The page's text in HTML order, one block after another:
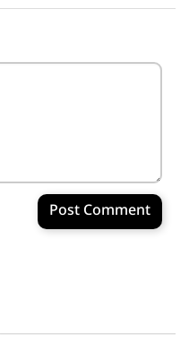
Post Comment